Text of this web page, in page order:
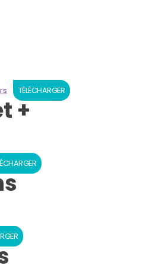
TÉLÉCHARGER
+